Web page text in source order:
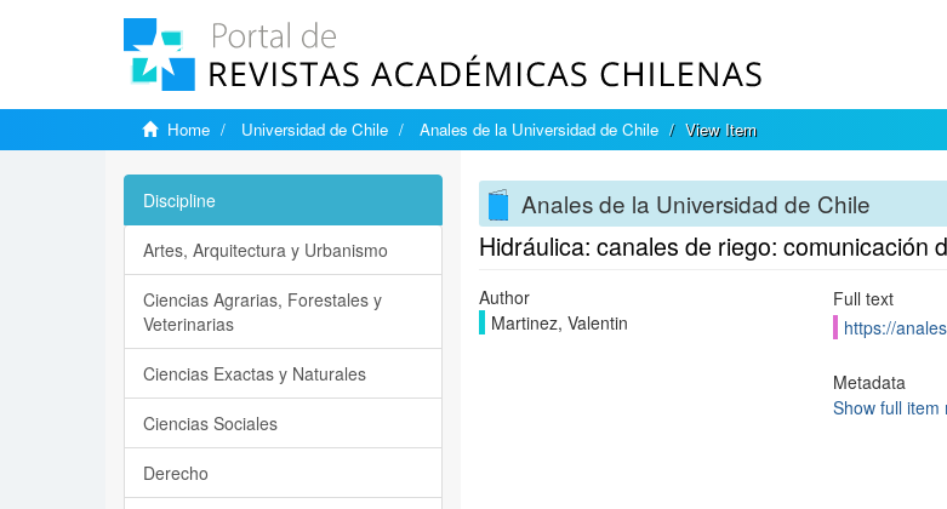
Home Universidad de Chile Anales de la Universidad de Chile View Item
Anales de la Universidad de Chile
Hidráulica: canales de riego: comunicación
Author
Martinez, Valentin
Full text
https://
Metadata
Show full item
Discipline
Artes, Arquitectura y Urbanismo
Ciencias Agrarias, Forestales y
Veterinarias
Ciencias Exactas y Naturales
Ciencias Sociales
Derecho